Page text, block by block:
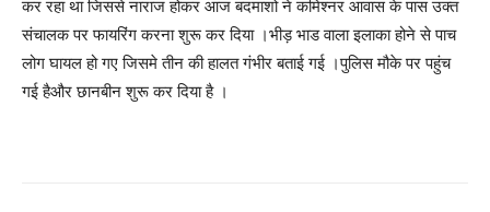
कर रहा था जिससे नाराज होकर आज बदमाशो ने कमिश्नर आवास के पास उक्त
संचालक पर फायरिंग करना शुरू कर दिया ।भीड़ भाड वाला इलाका होने से पाच
लोग घायल हो गए जिसमे तीन की हालत गंभीर बताई गई ।पुलिस मौके पर पहुंच
गई हैऔर छानबीन शुरू कर दिया है ।